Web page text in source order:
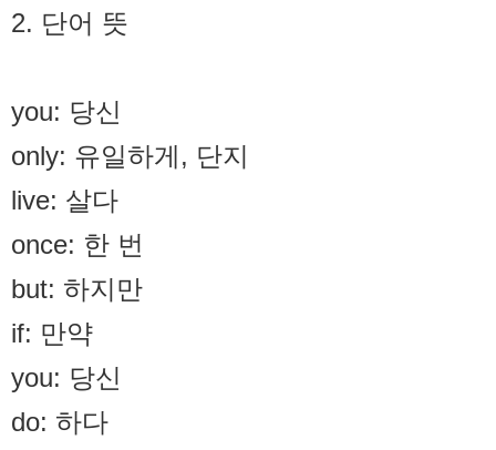
2. 단어 뜻
you: 당신
only: 유일하게, 단지
live: 살다
once: 한 번
but: 하지만
if: 만약
you: 당신
do: 하다